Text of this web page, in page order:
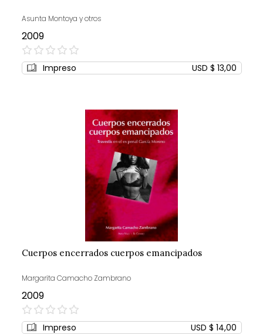
Asunta Montoya y otros
2009
0%
Impreso USD $ 13,00
Cuerpos encerrados cuerpos emancipados
Margarita Camacho Zambrano
2009
0%
Impreso USD $ 14,00